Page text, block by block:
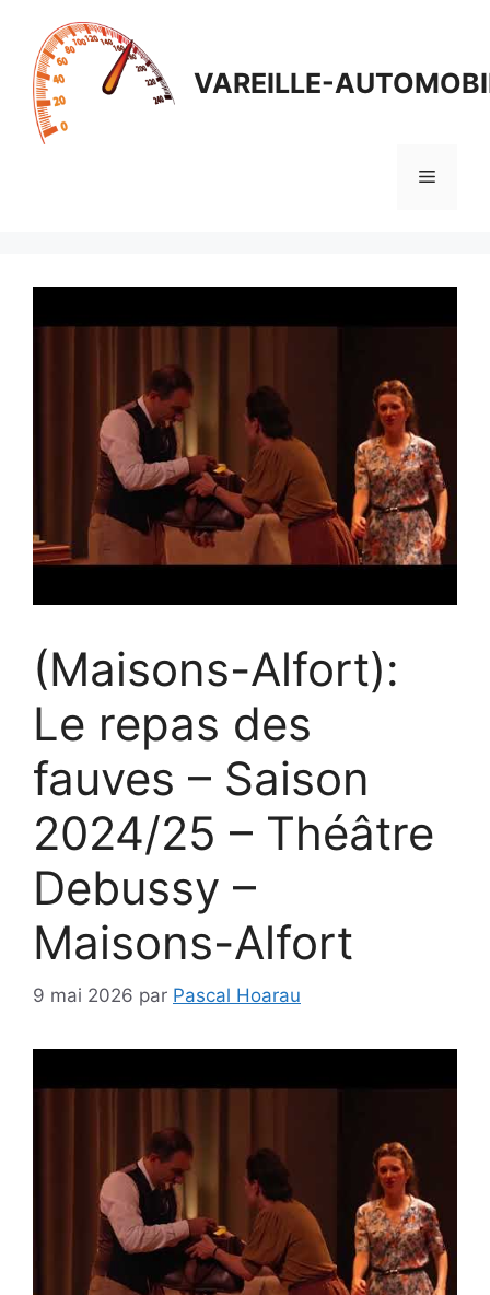
contenu
VAREILLE-
Menu
(Maisons-Alfort):
Le repas des
fauves – Saison
2024/25 – Théâtre
Debussy –
Maisons-Alfort
9 mai 2026 par Pascal Hoarau